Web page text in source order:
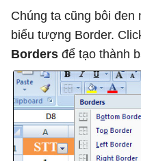
Chúng ta cũng bôi đen
biểu tượng Border.
Borders để tạo thành